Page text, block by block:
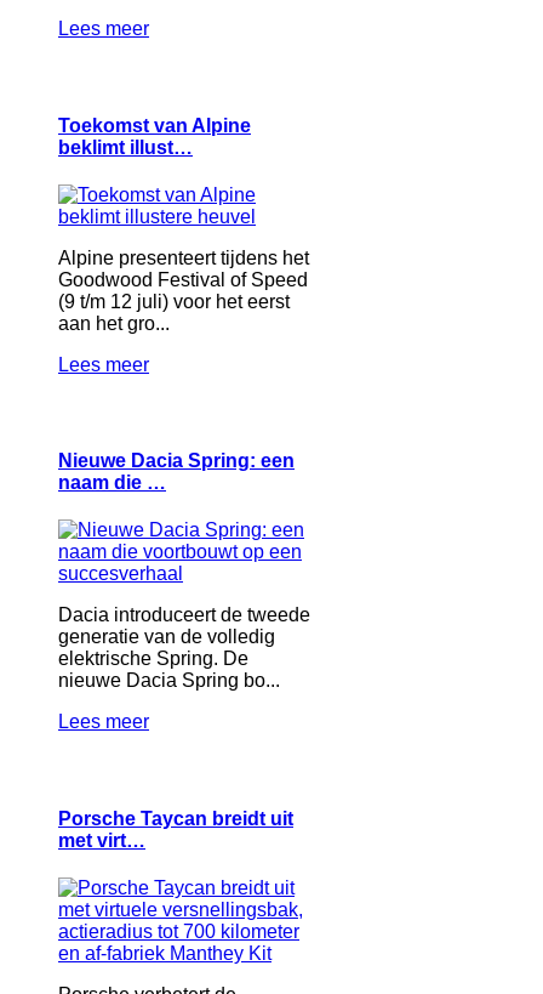
Lees meer
Toekomst van Alpine
beklimt illust…
Alpine presenteert tijdens het
Goodwood Festival of Speed
(9 t/m 12 juli) voor het eerst
aan het gro...
Lees meer
Nieuwe Dacia Spring: een
naam die …
Dacia introduceert de tweede
generatie van de volledig
elektrische Spring. De
nieuwe Dacia Spring bo...
Lees meer
Porsche Taycan breidt uit
met virt…